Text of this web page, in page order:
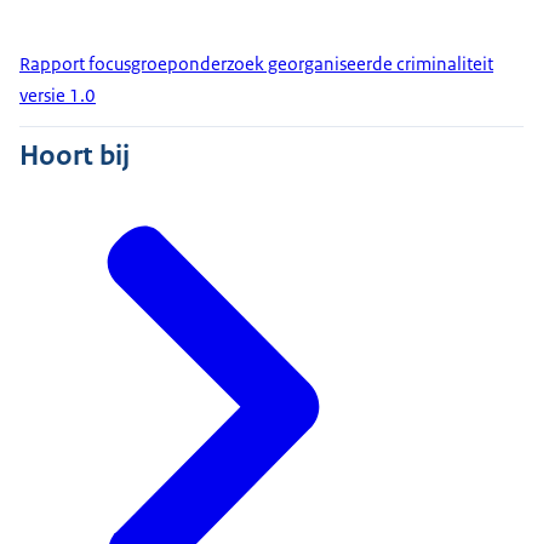
Rapport focusgroeponderzoek georganiseerde criminaliteit
versie 1.0
Hoort bij